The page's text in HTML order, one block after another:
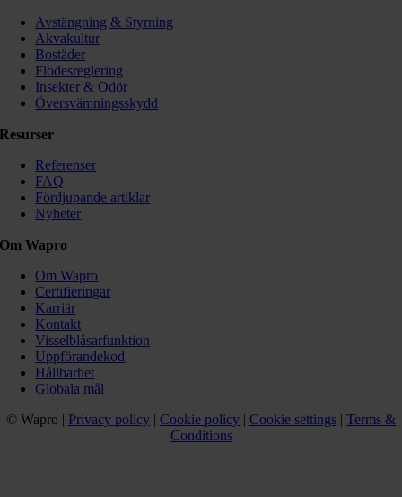
Avstängning & Styrning
Akvakultur
Bostäder
Flödesreglering
Insekter & Odör
Översvämningsskydd
Resurser
Referenser
FAQ
Fördjupande artiklar
Nyheter
Om Wapro
Om Wapro
Certifieringar
Karriär
Kontakt
Visselblåsarfunktion
Uppförandekod
Hållbarhet
Globala mål
© Wapro | Privacy policy | Cookie policy | Cookie settings | Terms &
Conditions